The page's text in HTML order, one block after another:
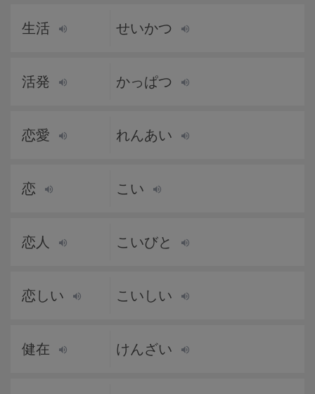
生活 せいかつ
活発 かっぱつ
恋愛 れんあい
恋 こい
恋人 こいびと
恋しい こいしい
健在 けんざい